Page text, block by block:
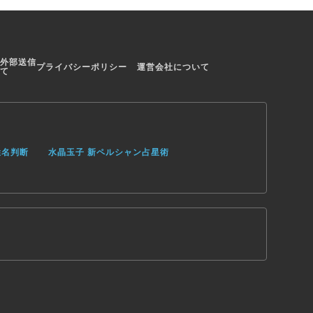
部送信プライバシーポリシー 運営会社について
判断
水晶玉子 新ペルシャン占星術